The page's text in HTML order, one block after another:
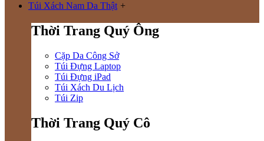
Túi Xách Nam Da Thật +
Thời Trang Quý Ông
Cặp Da Công Sở
Túi Đựng Laptop
Túi Đựng iPad
Túi Xách Du Lịch
Túi Zip
Thời Trang Quý Cô